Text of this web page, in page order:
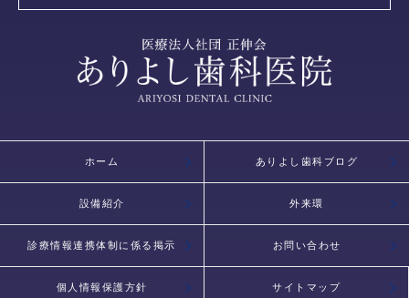
ホーム ありよし歯科ブログ
設備紹介 外来環
診療情報連携体制に係る掲示 お問い合わせ
個人情報保護方針 サイトマップ